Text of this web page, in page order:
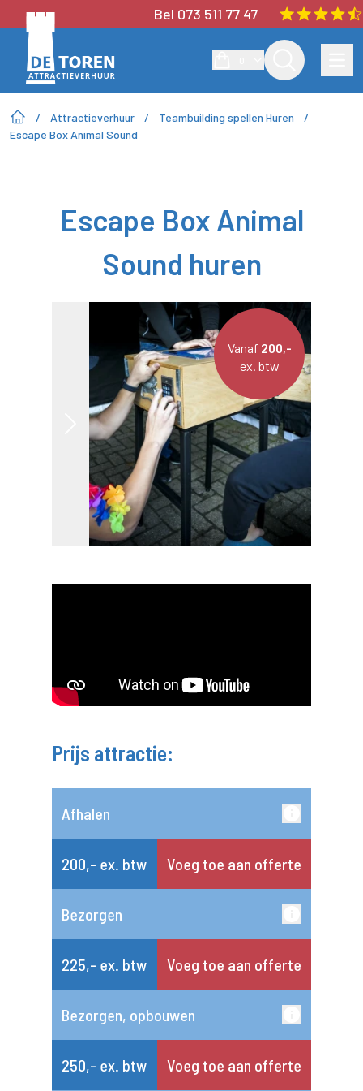
Bel 073 511 77 47
/ Attractieverhuur / Teambuilding spellen Huren
/
Escape Box Animal Sound
Escape Box Animal
Sound huren
Vanaf 200,-
ex. btw
Prijs attractie:
Afhalen
200,- ex. btw Voeg toe aan offerte
Bezorgen
225,- ex. btw Voeg toe aan offerte
Bezorgen, opbouwen
250,- ex. btw Voeg toe aan offerte